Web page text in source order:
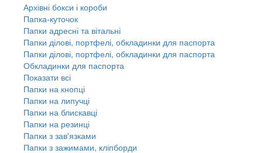
Архівні бокси і короби
Папка-куточок
Папки адресні та вітальні
Папки ділові, портфелі, обкладинки для паспорта
Папки ділові, портфелі, обкладинки для паспорта
Обкладинки для паспорта
Показати всі
Папки на кнопці
Папки на липучці
Папки на блискавці
Папки на резинці
Папки з зав'язками
Папки з зажимами, кліпборди